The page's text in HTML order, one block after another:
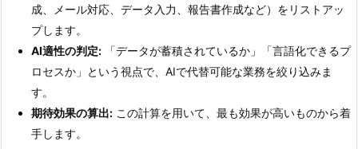
成、メール対応、データ入力、報告書作成など）をリストアッ
プします。
AI適性の判定: 「データが蓄積されているか」「言語化できるプ
ロセスか」という視点で、AIで代替可能な業務を絞り込みま
す。
期待効果の算出: この計算を用いて、最も効果が高いものから着
手します。